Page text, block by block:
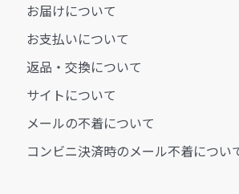
お届けについて
お支払いについて
返品・交換について
サイトについて
メールの不着について
コンビニ決済時のメール不着につい